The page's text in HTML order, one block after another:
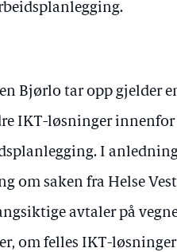
Bjørlo tar opp gjelder
IKT-løsninger innenfor
I
om saken fra Helse Vest
avtaler på
om felles IKT-